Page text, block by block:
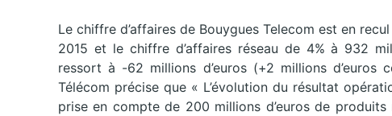
Le chiffre d’affaires de Bouygues Telecom est en
2015 et le chiffre d’affaires réseau de 4% à 932
ressort à -62 millions d’euros (+2 millions d’euros
Télécom précise que « L’évolution du résultat
prise en compte de 200 millions d’euros de